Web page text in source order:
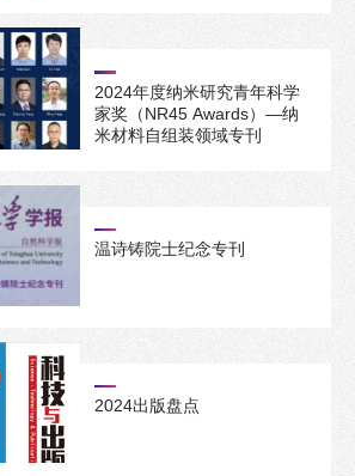
2024年度纳米研究青年科学
家奖（NR45 Awards）—纳
米材料自组装领域专刊
温诗铸院士纪念专刊
2024出版盘点